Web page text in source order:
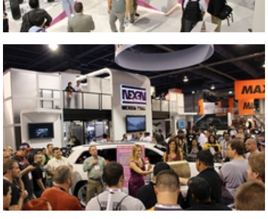
2013 SEMA SHOW
2013 SEMA SHOW
Close